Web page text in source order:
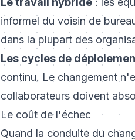
informel du voisin de
dans la plupart des
Les cycles de
continu. Le changement
collaborateurs doivent
Le coût de l'échec
Quand la conduite du